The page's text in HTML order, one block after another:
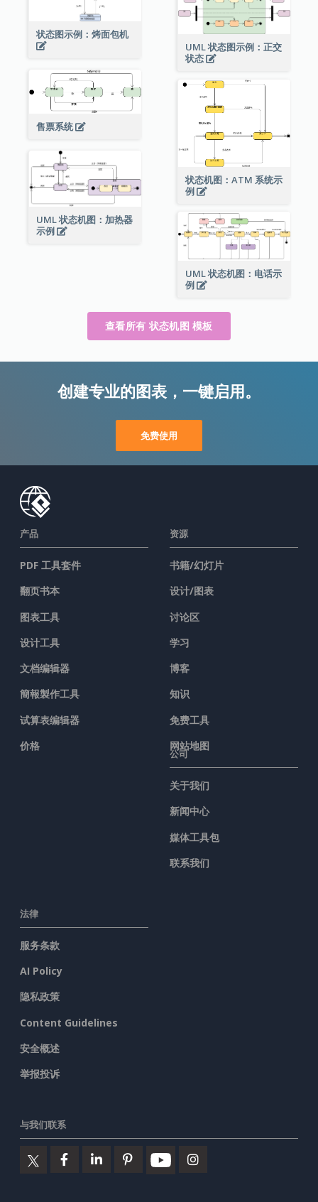
状态图示例：烤面包机
UML 状态图示例：正交
状态
售票系统
状态机图：ATM 系统示
例
UML 状态机图：加热器
示例
UML 状态机图：电话示
例
查看所有 状态机图 模板
创建专业的图表，一键启用。
免费使用
产品
PDF 工具套件
翻页书本
图表工具
设计工具
文档编辑器
簡報製作工具
试算表编辑器
价格
资源
书籍/幻灯片
设计/图表
讨论区
学习
博客
知识
免费工具
网站地图
公司
关于我们
新闻中心
媒体工具包
联系我们
法律
服务条款
AI Policy
隐私政策
Content Guidelines
安全概述
举报投诉
与我们联系